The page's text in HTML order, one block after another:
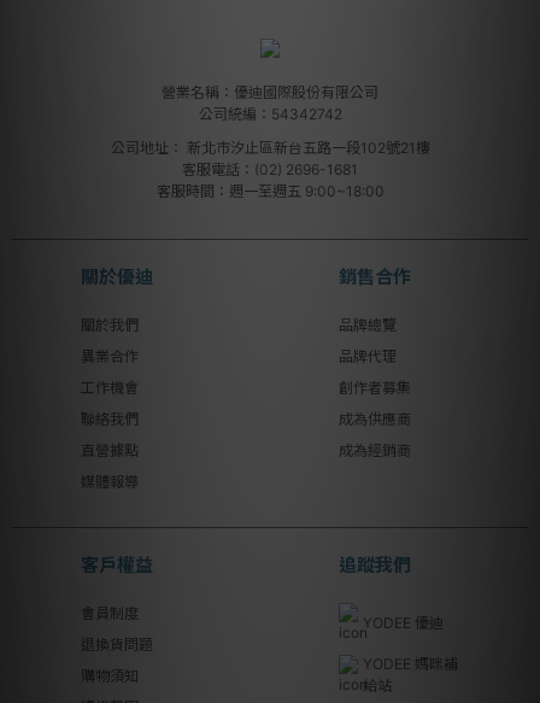
營業名稱：優迪國際股份有限公司
公司統編：54342742
公司地址： 新北市汐止區新台五路一段102號21樓
客服電話：(02) 2696-1681
客服時間：週一至週五 9:00~18:00
關於優迪
關於我們
異業合作
工作機會
聯絡我們
直營據點
媒體報導
銷售合作
品牌總覽
品牌代理
創作者募集
成為供應商
成為經銷商
客戶權益
會員制度
退換貨問題
購物須知
追蹤我們
YODEE 優迪
YODEE 媽咪補
給站